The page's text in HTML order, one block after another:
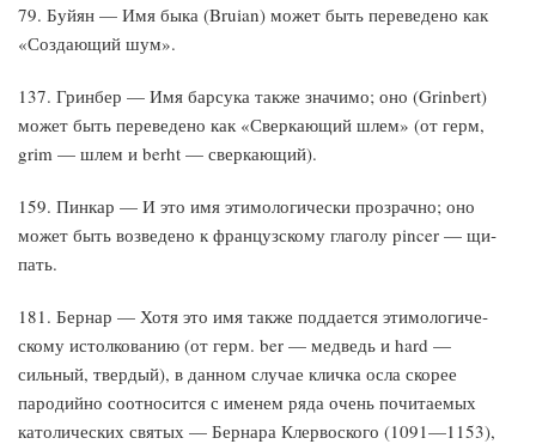
79. Буйян — Имя быка (Bruian) может быть переведено как
«Создающий шум».
137. Гринбер — Имя барсука также значимо; оно (Grinbert)
может быть переведено как «Сверкающий шлем» (от герм,
grim — шлем и berht — сверкающий).
159. Пинкар — И это имя этимологически прозрачно; оно
может быть возведено к французскому глаголу pincer — щи­
пать.
181. Бернар — Хотя это имя также поддается этимологиче­
скому истолкованию (от герм. ber — медведь и hard —
сильный, твердый), в данном случае кличка осла скорее
пародийно соот­носится с именем ряда очень почитаемых
католических свя­тых — Бернара Клервоского (1091—1153),